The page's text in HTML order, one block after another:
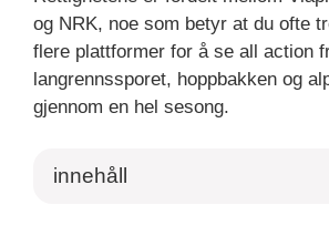
og NRK, noe som betyr at du ofte
flere plattformer for å se all action
langrennssporet, hoppbakken og
gjennom en hel sesong.
innehåll